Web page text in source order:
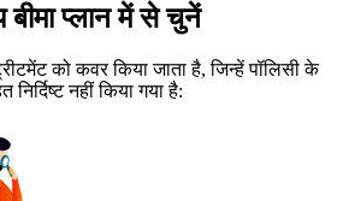
बीमा प्लान में से चुनें
को कवर किया जाता है, जिन्हें पॉलिसी के
नहीं किया गया है: